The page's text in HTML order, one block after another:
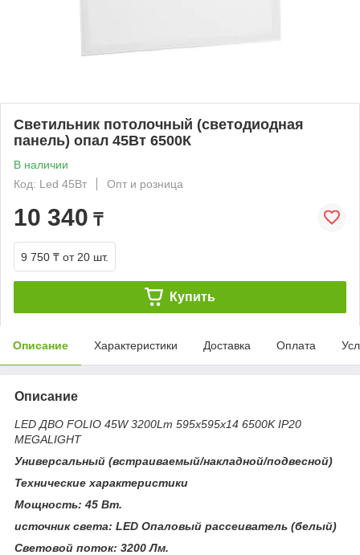
Светильник потолочный (светодиодная
панель) опал 45Вт 6500К
В наличии
Код: Led 45Вт
Опт и розница
10 340 ₸
9 750 ₸ от 20 шт.
Купить
Описание Характеристики Доставка Оплата
Описание
LED ДВО FOLIO 45W 3200Lm 595x595х14 6500K IP20
MEGALIGHT
Универсальный (встраиваемый/накладной/подвесной)
Технические характеристики
Мощность: 45 Вт.
источник света: LED Опаловый рассеиватель (белый)
Световой поток: 3200 Лм.